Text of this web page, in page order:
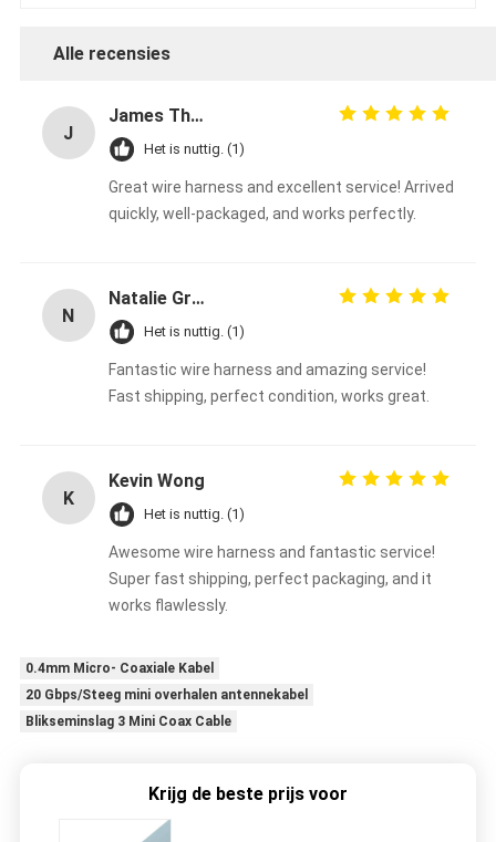
Alle recensies
J
James Thompson
Het is nuttig. (1)
Great wire harness and excellent service! Arrived
quickly, well-packaged, and works perfectly.
N
Natalie Green
Het is nuttig. (1)
Fantastic wire harness and amazing service!
Fast shipping, perfect condition, works great.
K
Kevin Wong
Het is nuttig. (1)
Awesome wire harness and fantastic service!
Super fast shipping, perfect packaging, and it
works flawlessly.
0.4mm Micro- Coaxiale Kabel
20 Gbps/Steeg mini overhalen antennekabel
Blikseminslag 3 Mini Coax Cable
Krijg de beste prijs voor